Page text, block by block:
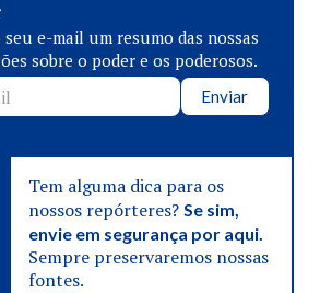
e-mail um resumo das nossas
sobre o poder e os poderosos.
Enviar
Tem alguma dica para os
nossos repórteres? Se sim,
envie em segurança por aqui.
Sempre preservaremos nossas
fontes.